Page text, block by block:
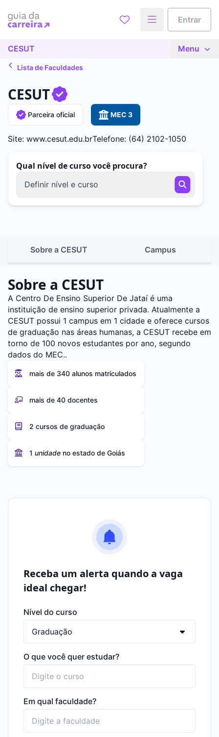
Entrar
CESUT Menu
Lista de Faculdades
CESUT
Parceira oficial MEC 3
Site: www.cesut.edu.brTelefone: (64) 2102-1050
Qual nível de curso você procura?
Definir nível e curso
Sobre a CESUT Campus
Sobre a CESUT
A Centro De Ensino Superior De Jataí é uma
instituição de ensino superior privada. Atualmente a
CESUT possui 1 campus em 1 cidade e oferece cursos
de graduação nas áreas humanas, a CESUT recebe em
torno de 100 novos estudantes por ano, segundo
dados do MEC..
mais de 340 alunos matriculados
mais de 40 docentes
2 cursos de graduação
1 unidade no estado de Goiás
Receba um alerta quando a vaga
ideal chegar!
Nível do curso
O que você quer estudar?
Em qual faculdade?